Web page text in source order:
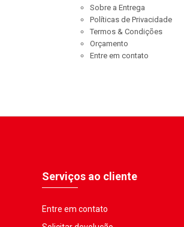
Sobre a Entrega
Políticas de Privacidade
Termos & Condições
Orçamento
Entre em contato
Serviços ao cliente
Entre em contato